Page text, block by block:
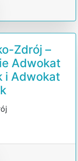
Zdrój –
Adwokat
i Adwokat